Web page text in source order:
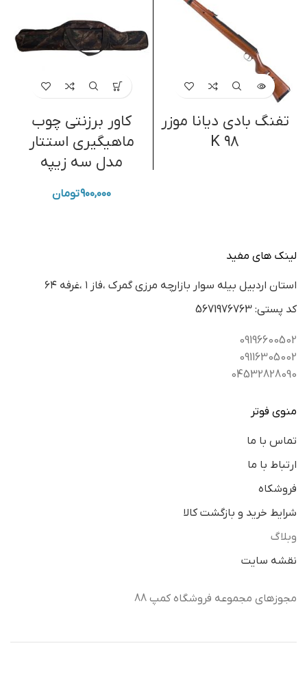
تفنگ بادی دیانا موزر
K ۹۸
کاور برزنتی چوب
ماهیگیری استتار
مدل سه زیپه
۹۰۰,۰۰۰تومان
لینک های مفید
استان اردبيل بيله سوار بازارچه مرزي گمرك ،فاز ١ ،غرفه ٦٤
كد پستي: 5671976763
09196600502
09116305002
04532828090
منوی فوتر
تماس با ما
ارتباط با ما
فروشکاه
شرایط خرید و بازگشت کالا
وبلاگ
نقشه سایت
مجوزهای مجموعه فروشگاه کمپ 88